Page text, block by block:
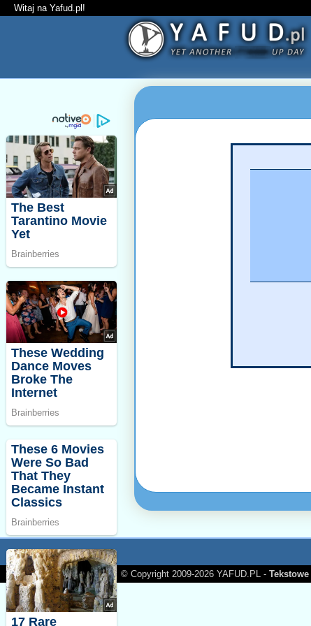
Witaj na Yafud.pl!
© Copyright 2009-2026 YAFUD.PL - Tekstowe